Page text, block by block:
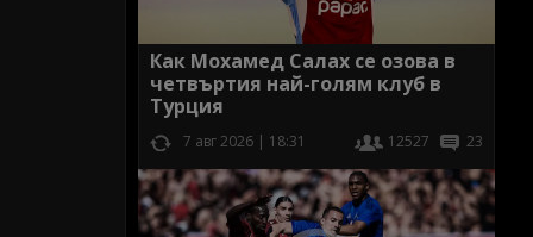
Как Мохамед Салах се озова в
четвъртия най-голям клуб в
Турция
7 авг 2026 | 18:31 12527 23